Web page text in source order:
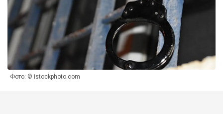
Фото: © istockphoto.com